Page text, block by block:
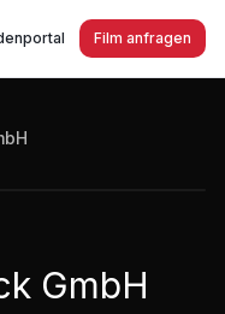
Film anfragen
GmbH